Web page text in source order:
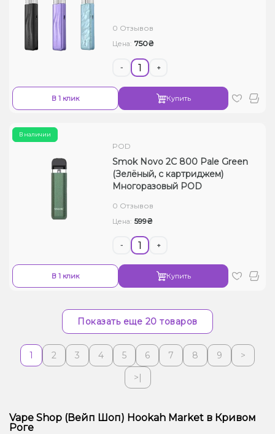
0 Отзывов
Цена: 750₴
- +
В 1 клик Купить
В наличии
POD
Smok Novo 2C 800 Pale Green
(Зелёный, с картриджем)
Многоразовый POD
0 Отзывов
Цена: 599₴
- +
В 1 клик Купить
Показать еще 20 товаров
1 2 3 4 5 6 7 8 9
>
>|
Vape Shop (Вейп Шоп) Hookah Market в Кривом
Роге